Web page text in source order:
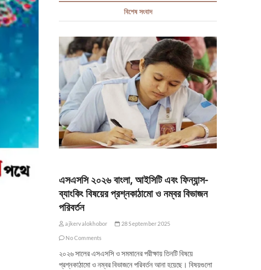
বিশেষ সংবাদ
এসএসসি ২০২৬ বাংলা, আইসিটি এবং ফিন্যান্স-
ব্যাংকিং বিষয়ের প্রশ্নকাঠামো ও নম্বর বিভাজন
পরিবর্তন
ajkervalokhobor 28 September 2025
No Comments
২০২৬ সালের এসএসসি ও সমমানের পরীক্ষায় তিনটি বিষয়ে
প্রশ্নকাঠামো ও নম্বর বিভাজনে পরিবর্তন আনা হয়েছে। বিষয়গুলো